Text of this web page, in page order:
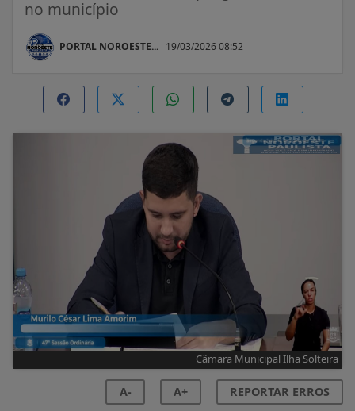
no município
PORTAL NOROESTE... 19/03/2026 08:52
Câmara Municipal Ilha Solteira
A- A+ REPORTAR ERROS